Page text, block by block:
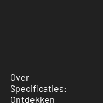
Over
Specificaties:
Ontdekken